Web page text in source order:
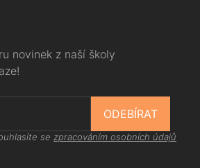
novinek z naší školy
ODEBÍRAT
se zpracováním osobních údajů